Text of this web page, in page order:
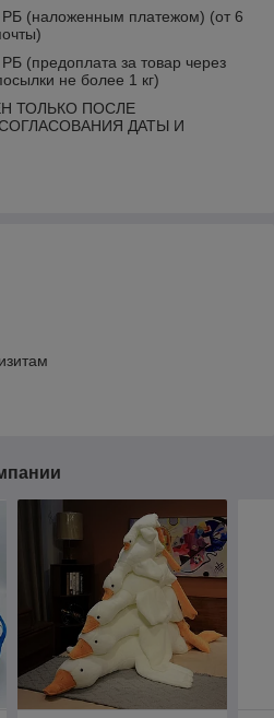
РБ (наложенным платежом) (от 6
(предоплата за товар через
не более 1 кг)
ТОЛЬКО ПОСЛЕ
ДАТЫ И